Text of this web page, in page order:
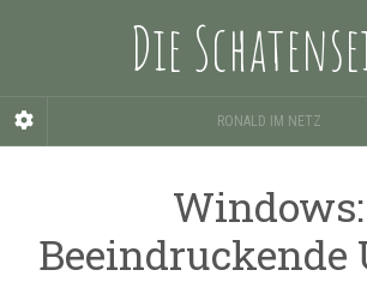
Die
RONALD IM NETZ
Windows:
Beeindruckende